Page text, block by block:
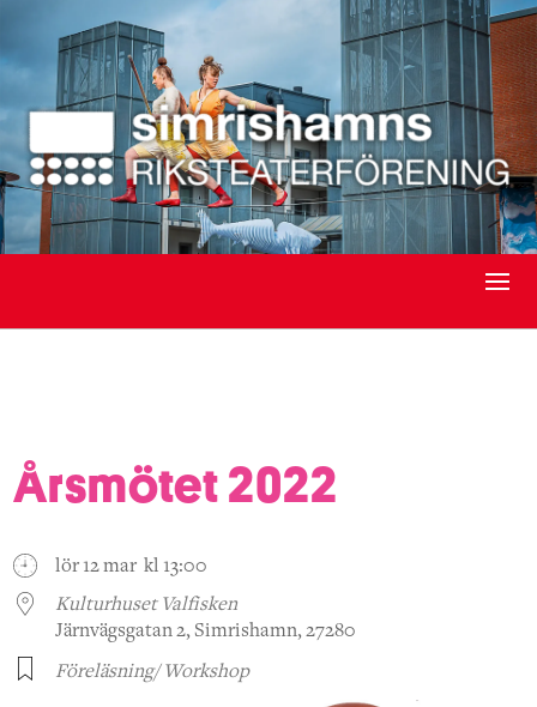
Årsmötet 2022
lör 12 mar kl 13:00
Kulturhuset Valfisken
Järnvägsgatan 2, Simrishamn, 27280
Föreläsning/ Workshop